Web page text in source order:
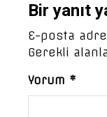
Bir yanıt
E-posta
Gerekli
Yorum *